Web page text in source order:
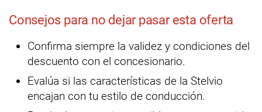
Consejos para no dejar pasar esta oferta
Confirma siempre la validez y condiciones del
descuento con el concesionario.
Evalúa si las características de la Stelvio
encajan con tu estilo de conducción.